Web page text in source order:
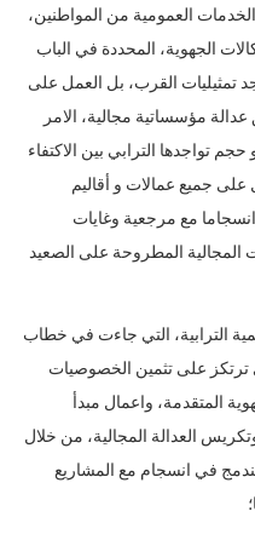
العمومية من المواطنين،
الجهوية، المحددة في الباب
تمثيليات القرب، بل العمل على
مؤسساتية مجالية، الامر
تواجدها الترابي بين الاكتفاء
على جميع عمالات و أقاليم
انسجاما مع مرجعية وغايات
المجالية المطروحة على الصعيد
اﻟﺘﺮاﺑﻴﺔ، التي جاءت في خطاب
غشت 2025، والذي ترتكز على ﺗﺜﻤﻴﻦ اﻟﺨﺼﻮﺻﻴﺎت
اﻟﻤﺘﻘﺪﻣﺔ، واعمال ﻣﺒﺪأ
العدالة المجالية، من خلال
في اﻧﺴﺠﺎم ﻣﻊ اﻟﻤﺸﺎرﻳﻊ